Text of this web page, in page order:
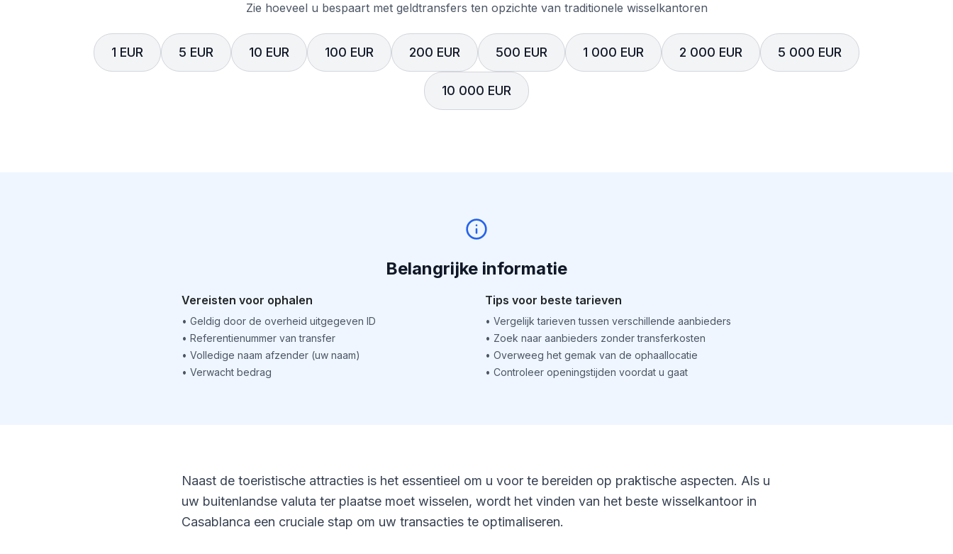
Zie hoeveel u bespaart met geldtransfers ten opzichte van traditionele wisselkantoren
1 EUR 5 EUR 10 EUR 100 EUR 200 EUR 500 EUR 1 000 EUR 2 000 EUR 5 000 EUR
10 000 EUR
Belangrijke informatie
Vereisten voor ophalen
• Geldig door de overheid uitgegeven ID
• Referentienummer van transfer
• Volledige naam afzender (uw naam)
• Verwacht bedrag
Tips voor beste tarieven
• Vergelijk tarieven tussen verschillende aanbieders
• Zoek naar aanbieders zonder transferkosten
• Overweeg het gemak van de ophaallocatie
• Controleer openingstijden voordat u gaat
Naast de toeristische attracties is het essentieel om u voor te bereiden op praktische aspecten. Als u
uw buitenlandse valuta ter plaatse moet wisselen, wordt het vinden van het beste wisselkantoor in
Casablanca een cruciale stap om uw transacties te optimaliseren.